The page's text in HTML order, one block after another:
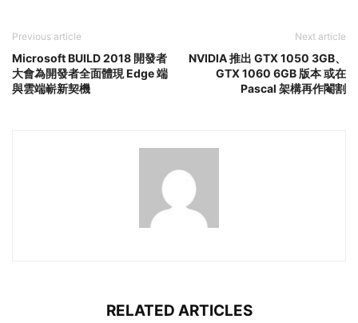
Previous article
Microsoft BUILD 2018 開發者
大會為開發者全面體現 Edge 端
與雲端嶄新契機
Next article
NVIDIA 推出 GTX 1050 3GB、
GTX 1060 6GB 版本 或在
Pascal 架構再作閹割
RELATED ARTICLES